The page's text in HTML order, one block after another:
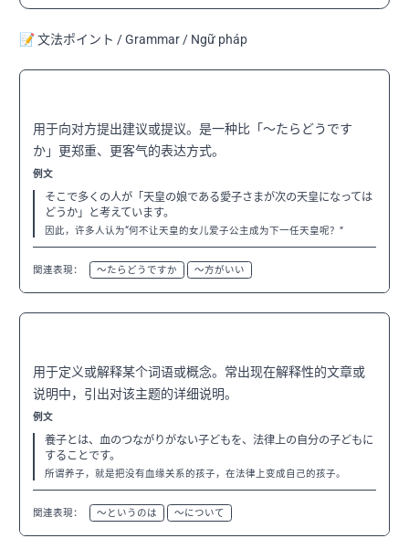
📝 文法ポイント / Grammar / Ngữ pháp
用于向对方提出建议或提议。是一种比「～たらどうです
か」更郑重、更客气的表达方式。
例文
そこで多くの人が「天皇の娘である愛子さまが次の天皇になっては
どうか」と考えています。
因此，许多人认为“何不让天皇的女儿爱子公主成为下一任天皇呢？”
関連表現： 〜たらどうですか 〜方がいい
用于定义或解释某个词语或概念。常出现在解释性的文章或
说明中，引出对该主题的详细说明。
例文
養子とは、血のつながりがない子どもを、法律上の自分の子どもに
することです。
所谓养子，就是把没有血缘关系的孩子，在法律上变成自己的孩子。
関連表現： 〜というのは 〜について